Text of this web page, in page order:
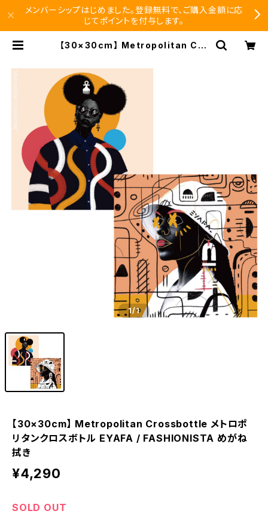
メンバーシップはじめました。登録無料で、ご購入金額に応
じてポイントを付与します。
【30×30cm】 Metropolitan Cro
ね拭き | SEISHIDO
1/1
【30×30cm】 Metropolitan Crossbottle メトロポ
リタンクロスボトル EYAFA / FASHIONISTA めがね
拭き
¥4,290
SOLD OUT